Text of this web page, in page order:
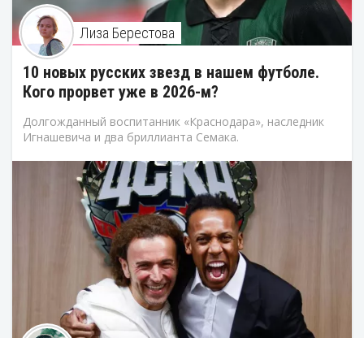
Лиза Берестова
10 новых русских звезд в нашем футболе.
Кого прорвет уже в 2026-м?
Долгожданный воспитанник «Краснодара», наследник
Игнашевича и два бриллианта Семака.